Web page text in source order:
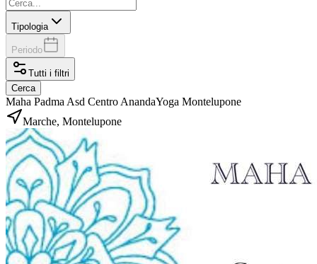
Tipologia
Periodo
Tutti i filtri
Cerca
Maha Padma Asd Centro AnandaYoga Montelupone
Marche, Montelupone